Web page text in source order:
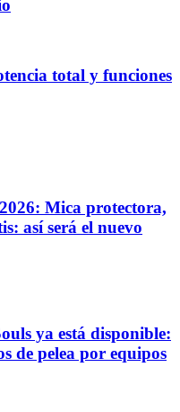
total y funciones
Mica protectora,
así será el nuevo
ya está disponible:
de pelea por equipos